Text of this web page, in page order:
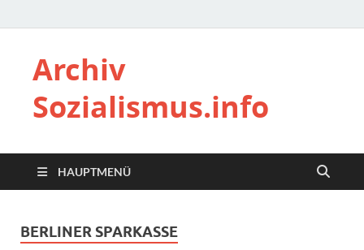
Archiv
Sozialismus.info
HAUPTMENÜ
BERLINER SPARKASSE